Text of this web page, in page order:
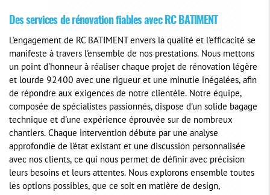
Des services de rénovation fiables avec RC BATIMENT
L'engagement de RC BATIMENT envers la qualité et l'efficacité se
manifeste à travers l'ensemble de nos prestations. Nous mettons
un point d'honneur à réaliser chaque projet de rénovation légère
et lourde 92400 avec une rigueur et une minutie inégalées, afin
de répondre aux exigences de notre clientèle. Notre équipe,
composée de spécialistes passionnés, dispose d'un solide bagage
technique et d'une expérience éprouvée sur de nombreux
chantiers. Chaque intervention débute par une analyse
approfondie de l'état existant et une discussion personnalisée
avec nos clients, ce qui nous permet de définir avec précision
leurs besoins et leurs attentes. Nous explorons ensemble toutes
les options possibles, que ce soit en matière de design,